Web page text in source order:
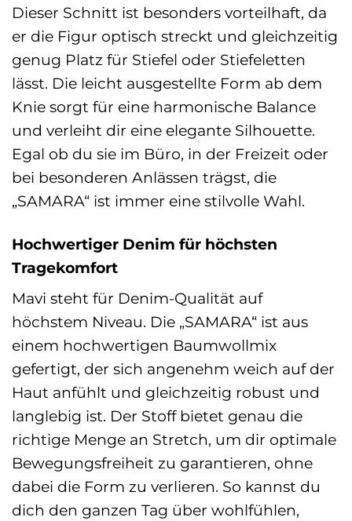
Dieser Schnitt ist besonders vorteilhaft, da
er die Figur optisch streckt und gleichzeitig
genug Platz für Stiefel oder Stiefeletten
lässt. Die leicht ausgestellte Form ab dem
Knie sorgt für eine harmonische Balance
und verleiht dir eine elegante Silhouette.
Egal ob du sie im Büro, in der Freizeit oder
bei besonderen Anlässen trägst, die
„SAMARA“ ist immer eine stilvolle Wahl.
Hochwertiger Denim für höchsten
Tragekomfort
Mavi steht für Denim-Qualität auf
höchstem Niveau. Die „SAMARA“ ist aus
einem hochwertigen Baumwollmix
gefertigt, der sich angenehm weich auf der
Haut anfühlt und gleichzeitig robust und
langlebig ist. Der Stoff bietet genau die
richtige Menge an Stretch, um dir optimale
Bewegungsfreiheit zu garantieren, ohne
dabei die Form zu verlieren. So kannst du
dich den ganzen Tag über wohlfühlen,